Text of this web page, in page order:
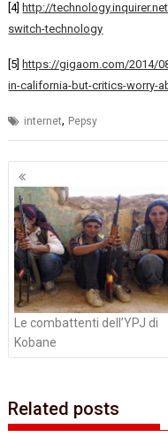
[4] http://
switch-technology
[5] https://gigaom.com/2014/
in-california-but-critics-worry-
internet, Pepsy
Navigazione
articoli
Le combattenti dell’YPJ di
Kobane
Related posts